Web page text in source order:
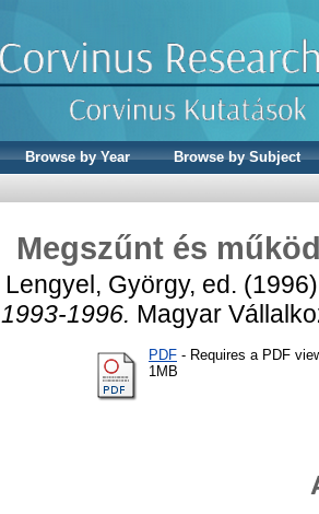
Browse by Year
Browse by Subject
Megszűnt és
Lengyel, György, ed.
1993-1996. Magyar
PDF - Requires a PDF
1MB